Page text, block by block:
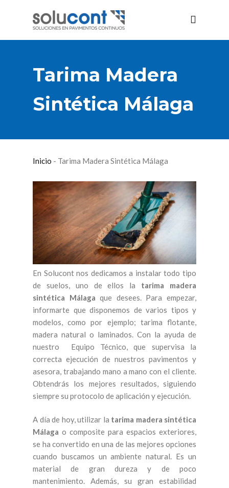
Tarima Madera
Sintética Málaga
Inicio - Tarima Madera Sintética Málaga
En Solucont nos dedicamos a instalar todo tipo
de suelos, uno de ellos la tarima madera
sintética Málagaque desees. Para empezar,
informarte que disponemos de varios tipos y
modelos, como por ejemplo; tarima flotante,
madera natural o laminados. Con la ayuda de
nuestro Equipo Técnico, que supervisa la
correcta ejecución de nuestros pavimentos y
asesora, trabajando mano a mano con el cliente.
Obtendrás los mejores resultados, siguiendo
siempre su protocolo de aplicación y ejecución.
A día de hoy, utilizar la tarima madera sintética
Málaga o composite para espacios exteriores,
se ha convertido en una de las mejores opciones
cuando buscamos un ambiente natural. Es un
material de gran dureza y de poco
mantenimiento. Además, su gran estabilidad